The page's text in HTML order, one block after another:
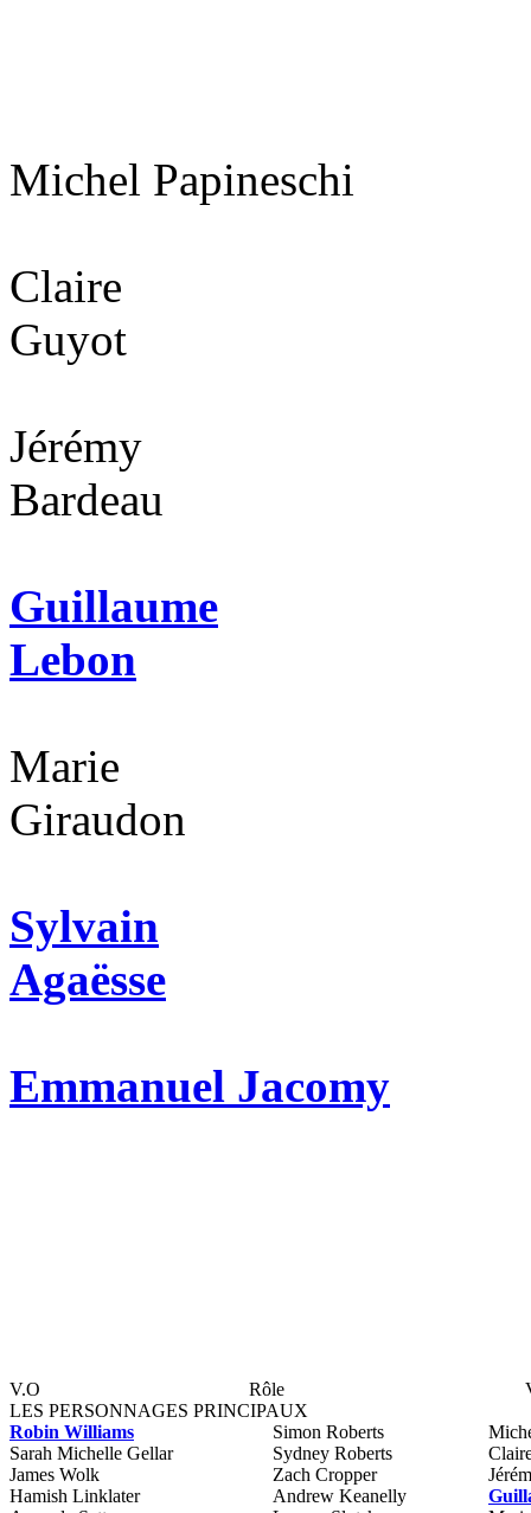
Michel Papineschi
Claire
Guyot
Jérémy
Bardeau
Guillaume
Lebon
Marie
Giraudon
Sylvain
Agaësse
Emmanuel Jacomy
V.O Rôle
LES PERSONNAGES PRINCIPAUX
Robin Williams
Simon Roberts
Sarah Michelle Gellar
Sydney Roberts
James Wolk
Zach Cropper
Hamish Linklater
Andrew Keanelly